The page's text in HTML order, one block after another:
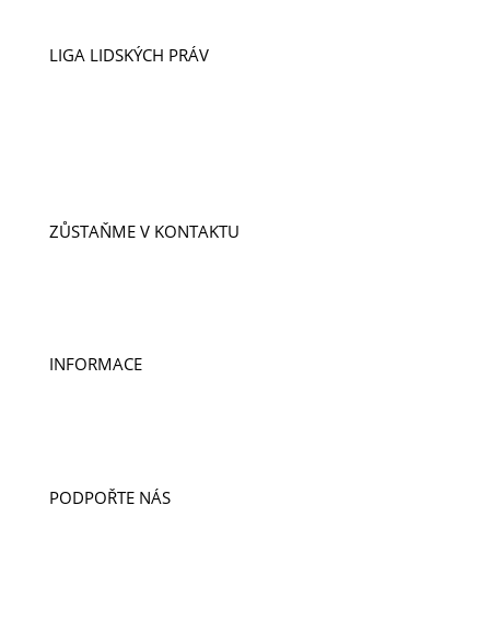
LIGA LIDSKÝCH PRÁV
ZŮSTAŇME V KONTAKTU
INFORMACE
PODPOŘTE NÁS